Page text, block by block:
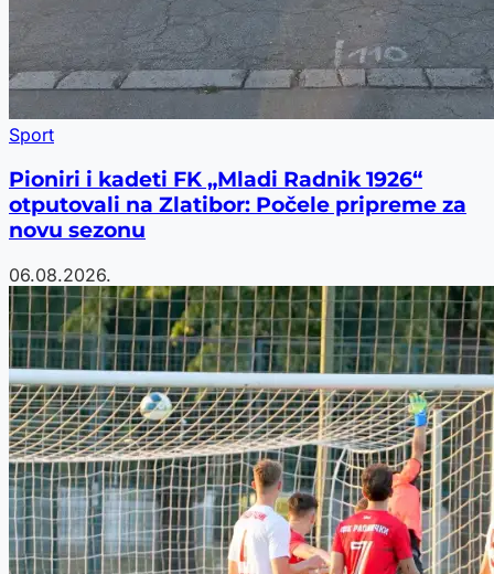
Sport
Pioniri i kadeti FK „Mladi Radnik 1926“
otputovali na Zlatibor: Počele pripreme za
novu sezonu
06.08.2026.